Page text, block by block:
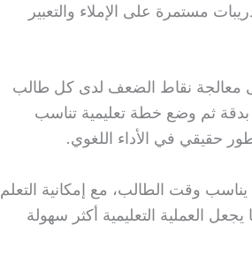
مستمرة على الإملاء والتعبير
معالجة نقاط الضعف لدى كل طالب
ثم وضع خطة تعليمية تناسب
حقيقي في الأداء اللغوي.
وقت الطالب، مع إمكانية التعلم
العملية التعليمية أكثر سهولة